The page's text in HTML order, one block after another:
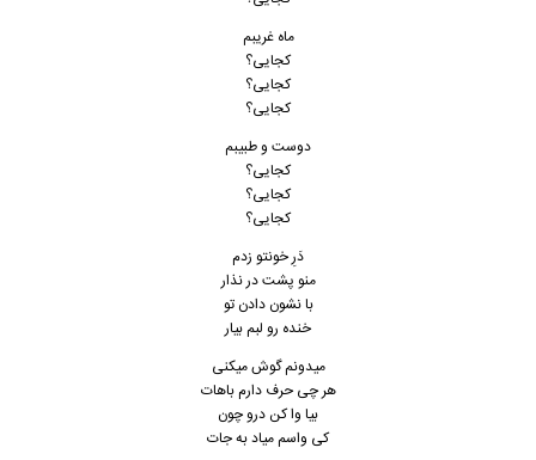
ماه غریبم
کجایی؟
کجایی؟
کجایی؟
دوست و طبیبم
کجایی؟
کجایی؟
کجایی؟
دَرِ خونتو زدم
منو پشت در نذار
با نشون دادن تو
خنده رو لبم بیار
میدونم گوش میکنی
هر چی حرف دارم باهات
بیا وا کن درو چون
کی واسم میاد به جات